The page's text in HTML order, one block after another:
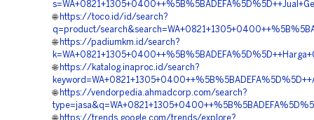
🌐 https://toco.id/id/search?
q=product/
🌐 https://padiumkm.id/search?
🌐 https://katalog.inaproc.id/search?
🌐 https://vendorpedia.ahmadcorp.com/search?
🌐 https://trends.google.com/trends/explore?